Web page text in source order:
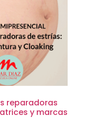
reparadoras
y marcas